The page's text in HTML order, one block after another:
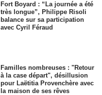
Fort Boyard : “La journée a été
très longue”, Philippe Risoli
balance sur sa participation
avec Cyril Féraud
Familles nombreuses : "Retour
à la case départ", désillusion
pour Laëtitia Provenchère avec
la maison de ses rêves